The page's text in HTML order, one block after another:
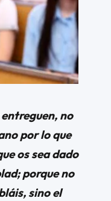
no
por lo que
os sea dado
porque no
sino el